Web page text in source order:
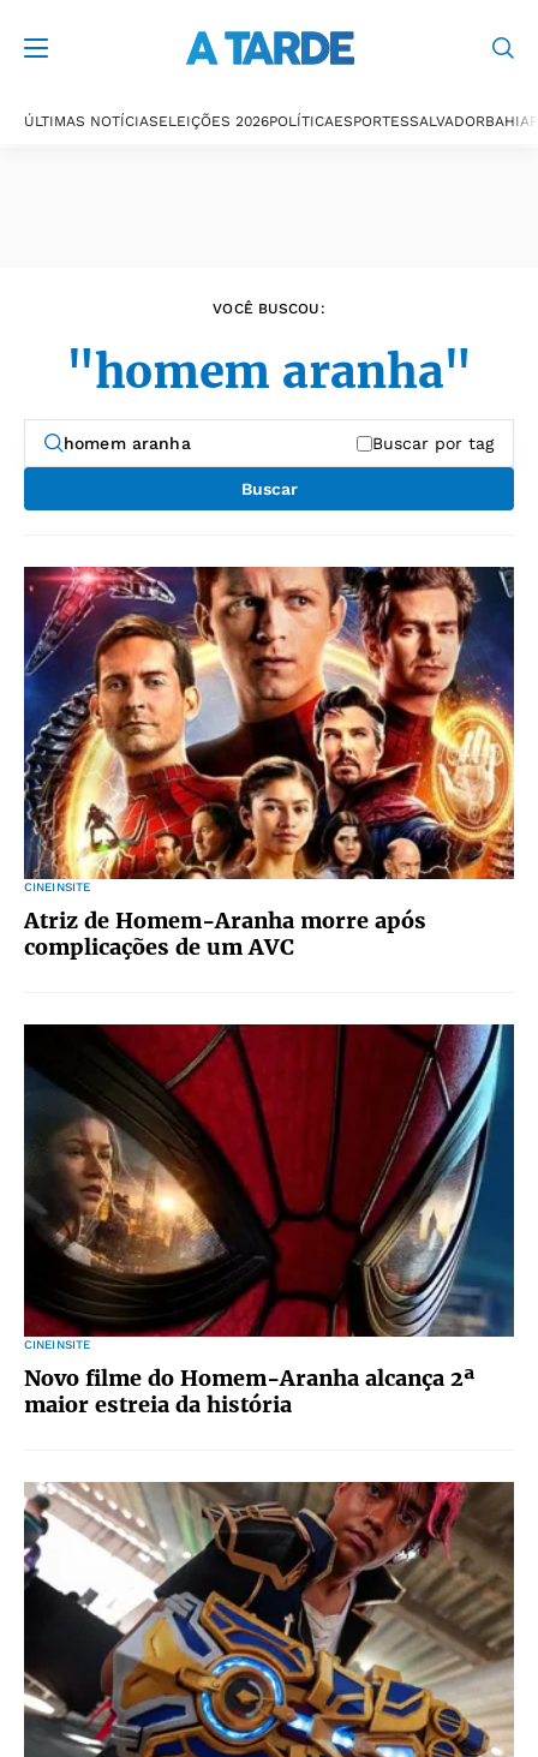
ÚLTIMAS NOTÍCIASELEIÇÕES 2026POLÍTICAESPORTESSALVADORBAHIA
VOCÊ BUSCOU:
"homem aranha"
Buscar por tag
Buscar
CINEINSITE
Atriz de Homem-Aranha morre após
complicações de um AVC
CINEINSITE
Novo filme do Homem-Aranha alcança 2ª
maior estreia da história